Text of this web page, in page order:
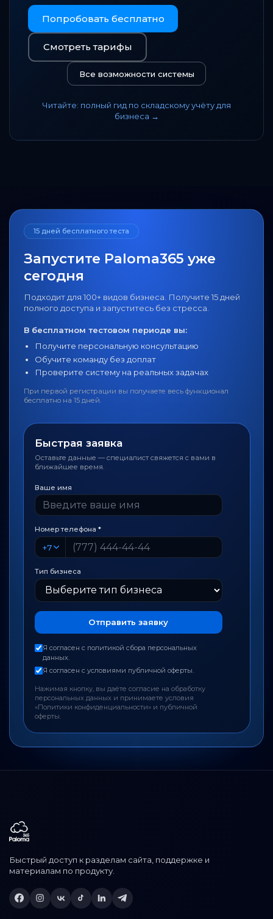
Попробовать бесплатно
Смотреть тарифы
Все возможности системы
Читайте: полный гид по складскому учёту для
бизнеса →
15 дней бесплатного теста
Запустите Paloma365 уже
сегодня
Подходит для 100+ видов бизнеса. Получите 15 дней
полного доступа и запуститесь без стресса.
В бесплатном тестовом периоде вы:
Получите персональную консультацию
Обучите команду без доплат
Проверите систему на реальных задачах
При первой регистрации вы получаете весь функционал
бесплатно на 15 дней.
Быстрая заявка
Оставьте данные — специалист свяжется с вами в
ближайшее время.
Ваше имя
Номер телефона *
+7
Тип бизнеса
Отправить заявку
Я согласен с политикой сбора персональных
данных.
Я согласен с условиями публичной оферты.
Нажимая кнопку, вы даёте согласие на обработку
персональных данных и принимаете условия
«Политики конфиденциальности» и публичной
оферты.
Быстрый доступ к разделам сайта, поддержке и
материалам по продукту.